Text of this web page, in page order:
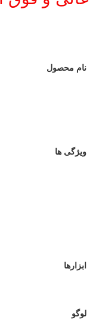
نام محصول
ویژگی ها
ابزارها
لوگو